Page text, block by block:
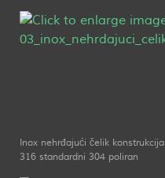
Inox nehrđajući čelik konstrukcija
316 standardni 304 poliran